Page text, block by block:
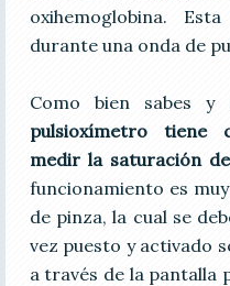
oxihemoglobina.
durante una onda de
Como bien sabes
pulsioxímetro tiene
medir la saturación
funcionamiento es
de pinza, la cual se
vez puesto y activado
a través de la pantalla